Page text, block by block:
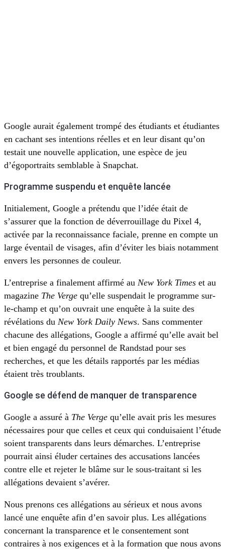
Google aurait également trompé des étudiants et étudiantes
en cachant ses intentions réelles et en leur disant qu’on
testait une nouvelle application, une espèce de jeu
d’égoportraits semblable à Snapchat.
Programme suspendu et enquête lancée
Initialement, Google a prétendu que l’idée était de
s’assurer que la fonction de déverrouillage du Pixel 4,
activée par la reconnaissance faciale, prenne en compte un
large éventail de visages, afin d’éviter les biais notamment
envers les personnes de couleur.
L’entreprise a finalement affirmé au New York Times et au
magazine The Verge qu’elle suspendait le programme sur-
le-champ et qu’on ouvrait une enquête à la suite des
révélations du New York Daily News. Sans commenter
chacune des allégations, Google a affirmé qu’elle avait bel
et bien engagé du personnel de Randstad pour ses
recherches, et que les détails rapportés par les médias
étaient très troublants.
Google se défend de manquer de transparence
Google a assuré à The Verge qu’elle avait pris les mesures
nécessaires pour que celles et ceux qui conduisaient l’étude
soient transparents dans leurs démarches. L’entreprise
pourrait ainsi éluder certaines des accusations lancées
contre elle et rejeter le blâme sur le sous-traitant si les
allégations devaient s’avérer.
Nous prenons ces allégations au sérieux et nous avons
lancé une enquête afin d’en savoir plus. Les allégations
concernant la transparence et le consentement sont
contraires à nos exigences et à la formation que nous avons